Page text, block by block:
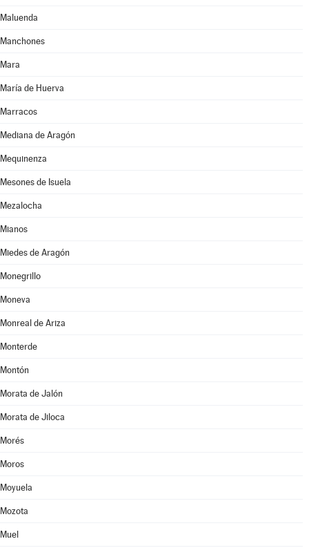
Maluenda
Manchones
Mara
María de Huerva
Marracos
Mediana de Aragón
Mequinenza
Mesones de Isuela
Mezalocha
Mianos
Miedes de Aragón
Monegrillo
Moneva
Monreal de Ariza
Monterde
Montón
Morata de Jalón
Morata de Jiloca
Morés
Moros
Moyuela
Mozota
Muel